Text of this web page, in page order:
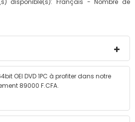
disponible(s): Français - Nombre de
OEI DVD 1PC à profiter dans notre
89000 F.CFA.